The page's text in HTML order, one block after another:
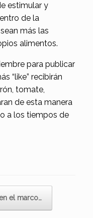
estimular y
de la
más las
alimentos.
para publicar
“like” recibirán
tomate,
de esta manera
a los tiempos de
el marco…